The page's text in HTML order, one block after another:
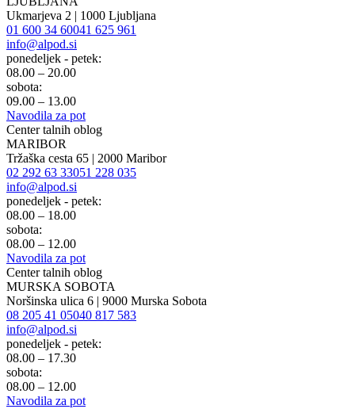
Ukmarjeva 2 | 1000 Ljubljana
01 600 34 60041 625 961
info@alpod.si
ponedeljek - petek:
08.00 – 20.00
sobota:
09.00 – 13.00
Navodila za pot
Center talnih oblog
MARIBOR
Tržaška cesta 65 | 2000 Maribor
02 292 63 33051 228 035
info@alpod.si
ponedeljek - petek:
08.00 – 18.00
sobota:
08.00 – 12.00
Navodila za pot
Center talnih oblog
MURSKA SOBOTA
Noršinska ulica 6 | 9000 Murska Sobota
08 205 41 05040 817 583
info@alpod.si
ponedeljek - petek:
08.00 – 17.30
sobota:
08.00 – 12.00
Navodila za pot